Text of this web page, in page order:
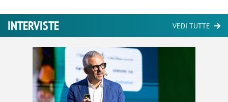
INTERVISTE VEDI TUTTE